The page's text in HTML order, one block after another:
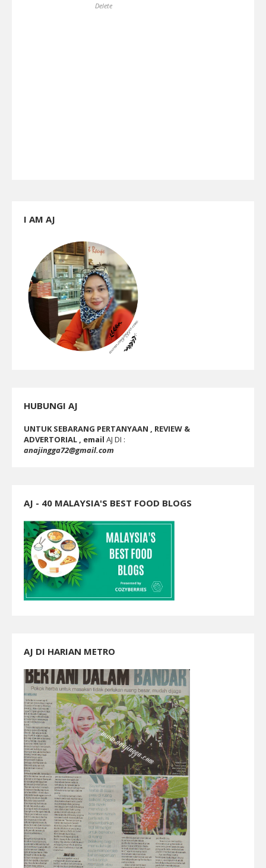
Delete
I AM AJ
HUBUNGI AJ
UNTUK SEBARANG PERTANYAAN , REVIEW &
ADVERTORIAL , email AJ DI :
anajingga72@gmail.com
AJ - 40 MALAYSIA'S BEST FOOD BLOGS
AJ DI HARIAN METRO